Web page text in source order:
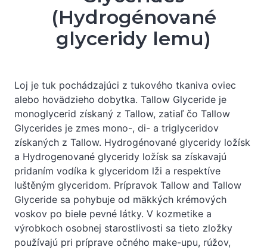
(Hydrogénované
glyceridy lemu)
Loj je tuk pochádzajúci z tukového tkaniva oviec
alebo hovädzieho dobytka. Tallow Glyceride je
monoglycerid získaný z Tallow, zatiaľ čo Tallow
Glycerides je zmes mono-, di- a triglyceridov
získaných z Tallow. Hydrogénované glyceridy ložísk
a Hydrogenované glyceridy ložísk sa získavajú
pridaním vodíka k glyceridom lži a respektíve
luštěným glyceridom. Prípravok Tallow and Tallow
Glyceride sa pohybuje od mäkkých krémových
voskov po biele pevné látky. V kozmetike a
výrobkoch osobnej starostlivosti sa tieto zložky
používajú pri príprave očného make-upu, rúžov,